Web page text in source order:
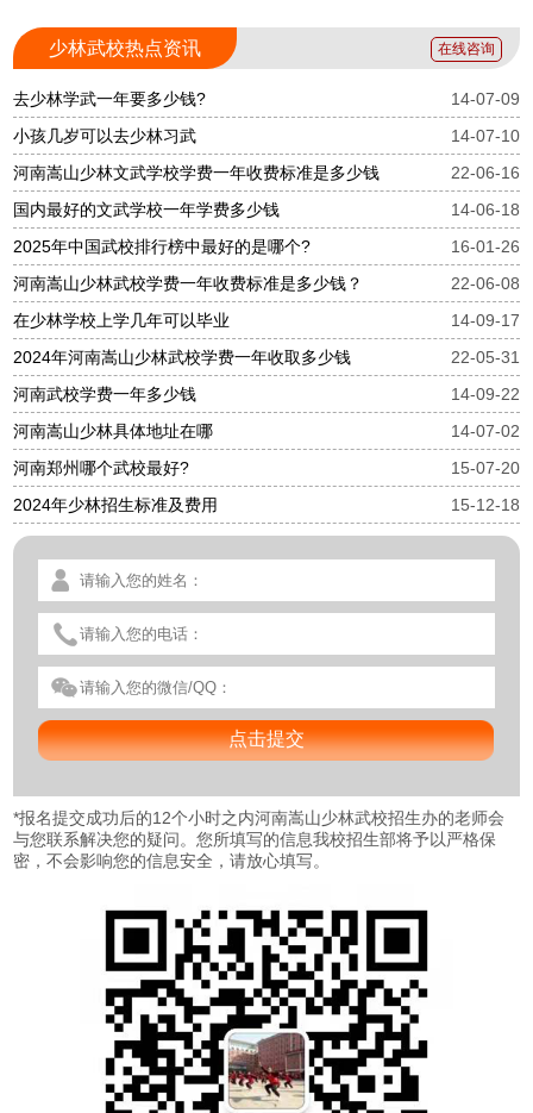
少林武校热点资讯 在线咨询
去少林学武一年要多少钱?
14-07-09
小孩几岁可以去少林习武
14-07-10
河南嵩山少林文武学校学费一年收费标准是多少钱
22-06-16
国内最好的文武学校一年学费多少钱
14-06-18
2025年中国武校排行榜中最好的是哪个?
16-01-26
河南嵩山少林武校学费一年收费标准是多少钱？
22-06-08
在少林学校上学几年可以毕业
14-09-17
2024年河南嵩山少林武校学费一年收取多少钱
22-05-31
河南武校学费一年多少钱
14-09-22
河南嵩山少林具体地址在哪
14-07-02
河南郑州哪个武校最好?
15-07-20
2024年少林招生标准及费用
15-12-18
*报名提交成功后的12个小时之内河南嵩山少林武校招生办的老师会
与您联系解决您的疑问。您所填写的信息我校招生部将予以严格保
密，不会影响您的信息安全，请放心填写。